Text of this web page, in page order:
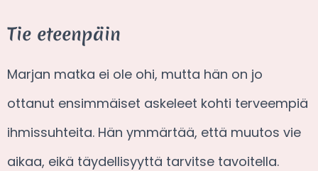
Tie eteenpäin
Marjan matka ei ole ohi, mutta hän on jo
ottanut ensimmäiset askeleet kohti terveempiä
ihmissuhteita. Hän ymmärtää, että muutos vie
aikaa, eikä täydellisyyttä tarvitse tavoitella.